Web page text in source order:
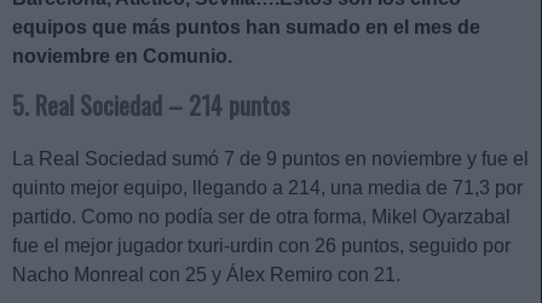
equipos que más puntos han sumado en el mes de
noviembre en Comunio.
5. Real Sociedad – 214 puntos
La Real Sociedad sumó 7 de 9 puntos en noviembre y fue el
quinto mejor equipo, llegando a 214, una media de 71,3 por
partido. Como no podía ser de otra forma, Mikel Oyarzabal
fue el mejor jugador txuri-urdin con 26 puntos, seguido por
Nacho Monreal con 25 y Álex Remiro con 21.